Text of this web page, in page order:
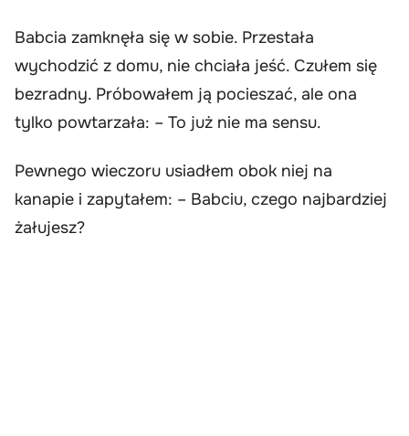
Babcia zamknęła się w sobie. Przestała
wychodzić z domu, nie chciała jeść. Czułem się
bezradny. Próbowałem ją pocieszać, ale ona
tylko powtarzała: – To już nie ma sensu.
Pewnego wieczoru usiadłem obok niej na
kanapie i zapytałem: – Babciu, czego najbardziej
żałujesz?